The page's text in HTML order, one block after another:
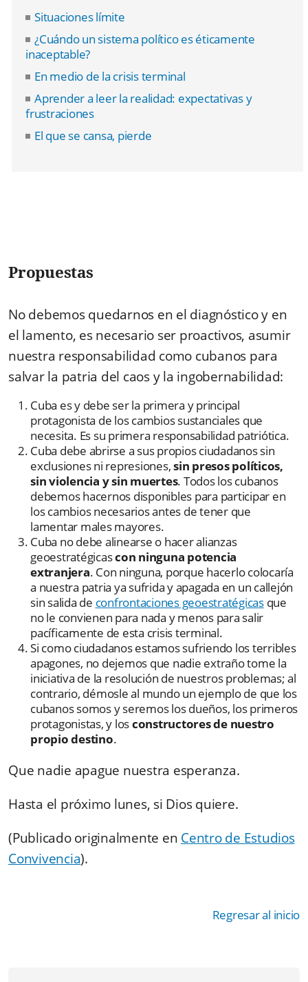
Situaciones límite
¿Cuándo un sistema político es éticamente
inaceptable?
En medio de la crisis terminal
Aprender a leer la realidad: expectativas y
frustraciones
El que se cansa, pierde
Propuestas
No debemos quedarnos en el diagnóstico y en
el lamento, es necesario ser proactivos, asumir
nuestra responsabilidad como cubanos para
salvar la patria del caos y la ingobernabilidad:
Cuba es y debe ser la primera y principal
protagonista de los cambios sustanciales que
necesita. Es su primera responsabilidad patriótica.
Cuba debe abrirse a sus propios ciudadanos sin
exclusiones ni represiones,sin presos políticos,
sin violencia y sin muertes. Todos los cubanos
debemos hacernos disponibles para participar en
los cambios necesarios antes de tener que
lamentar males mayores.
Cuba no debe alinearse o hacer alianzas
geoestratégicascon ninguna potencia
extranjera. Con ninguna, porque hacerlo colocaría
a nuestra patria ya sufrida y apagada en un callejón
sin salida de confrontaciones geoestratégicasque
no le convienen para nada y menos para salir
pacíficamente de esta crisis terminal.
Si como ciudadanos estamos sufriendo los terribles
apagones, no dejemos que nadie extraño tome la
iniciativa de la resolución de nuestros problemas; al
contrario, démosle al mundo un ejemplo de que los
cubanos somos y seremos los dueños, los primeros
protagonistas, y losconstructores de nuestro
propio destino.
Que nadie apague nuestra esperanza.
Hasta el próximo lunes, si Dios quiere.
(Publicado originalmente en Centro de Estudios
Convivencia).
Regresar al inicio